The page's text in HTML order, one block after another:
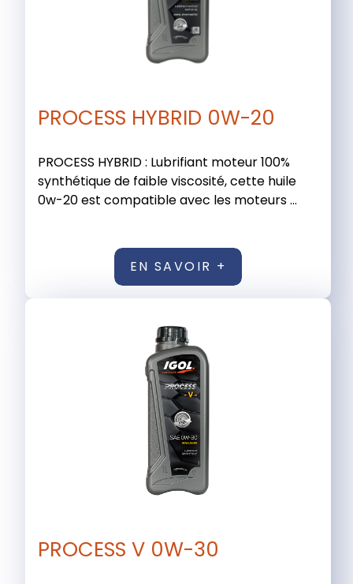
PROCESS HYBRID 0W-20
PROCESS HYBRID : Lubrifiant moteur 100%
synthétique de faible viscosité, cette huile
0w-20 est compatible avec les moteurs ...
EN SAVOIR +
PROCESS V 0W-30